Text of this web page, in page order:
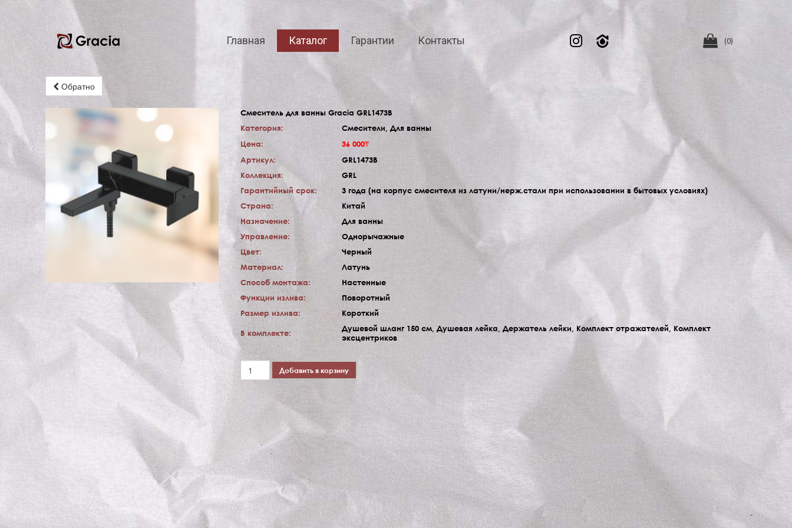
Главная Каталог Гарантии Контакты   (0)
Обратно
Смеситель для ванны Gracia GRL1473B
Категория:
Смесители, Для ванны
Цена:
36 000₸
Артикул:
GRL1473B
Коллекция:
GRL
Гарантийный срок:
3 года (на корпус смесителя из латуни/нерж.стали при использовании в бытовых условиях)
Страна:
Китай
Назначение:
Для ванны
Управление:
Однорычажные
Цвет:
Черный
Материал:
Латунь
Способ монтажа:
Настенные
Функции излива:
Поворотный
Размер излива:
Короткий
В комплекте:
Душевой шланг 150 см, Душевая лейка, Держатель лейки, Комплект отражателей, Комплект
эксцентриков
Добавить в корзину